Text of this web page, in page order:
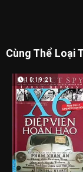
Cùng Thể Loại
10:19:21